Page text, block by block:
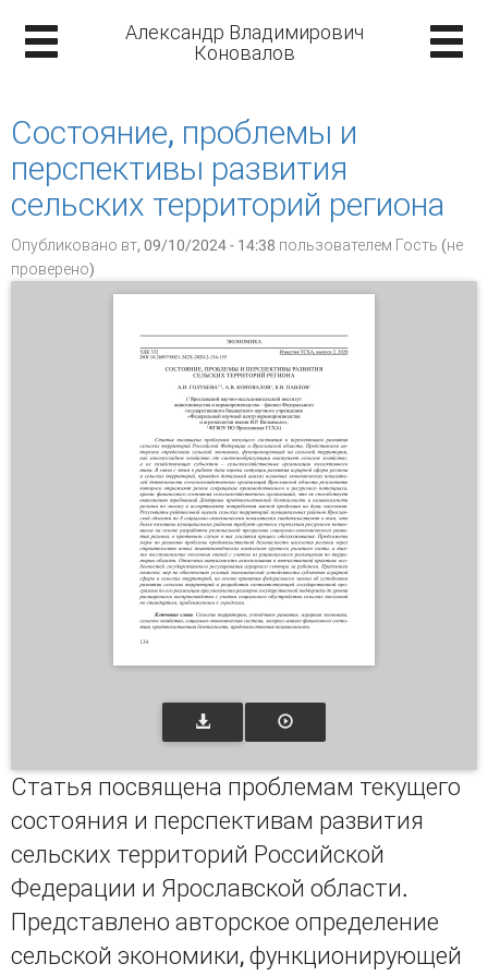
Александр Владимирович
Коновалов
Состояние, проблемы и
перспективы развития
сельских территорий региона
Опубликовано вт, 09/10/2024 - 14:38 пользователем Гость (не
проверено)
Статья посвящена проблемам текущего
состояния и перспективам развития
сельских территорий Российской
Федерации и Ярославской области.
Представлено авторское определение
сельской экономики, функционирующей